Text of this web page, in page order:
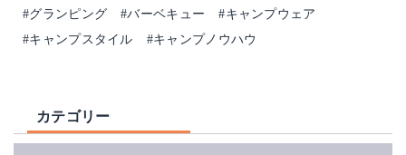
#グランピング
#バーベキュー
#キャンプウェア
#キャンプスタイル
#キャンプノウハウ
カテゴリー